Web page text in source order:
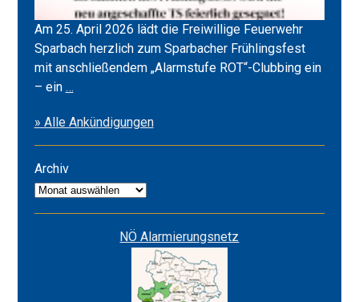
Am 25. April 2026 lädt die Freiwillige Feuerwehr
Sparbach herzlich zum Sparbacher Frühlingsfest
mit anschließendem „Alarmstufe ROT“-Clubbing ein
– ein …
&
Alarmstufe
» Alle Ankündigungen
Archiv
Archiv
NÖ Alarmierungsnetz